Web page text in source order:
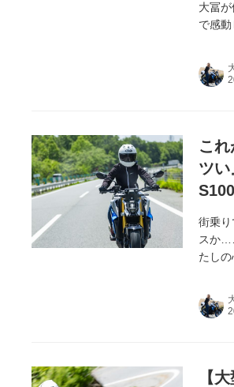
大冨
で感
こ
ツ
街乗
スか
たし
【